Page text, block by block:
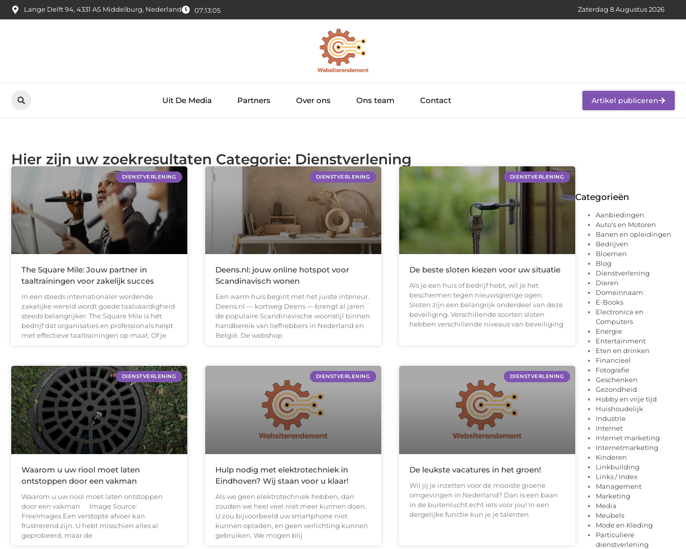
Lange Delft 94, 4331 AS Middelburg, Nederland 07:13:06 Zaterdag 8 Augustus 2026
Uit De Media Partners Over ons Ons team Contact Artikel publiceren
Hier zijn uw zoekresultaten Categorie: Dienstverlening
DIENSTVERLENING
The Square Mile: Jouw partner in
taaltrainingen voor zakelijk succes
In een steeds internationaler wordende
zakelijke wereld wordt goede taalvaardigheid
steeds belangrijker. The Square Mile is hét
bedrijf dat organisaties en professionals helpt
met effectieve taaltrainingen op maat. Of je
DIENSTVERLENING
Deens.nl: jouw online hotspot voor
Scandinavisch wonen
Een warm huis begint met het juiste interieur.
Deens.nl — kortweg Deens — brengt al jaren
de populaire Scandinavische woonstijl binnen
handbereik van liefhebbers in Nederland en
België. De webshop
DIENSTVERLENING
De beste sloten kiezen voor uw situatie
Als je een huis of bedrijf hebt, wil je het
beschermen tegen nieuwsgierige ogen.
Sloten zijn een belangrijk onderdeel van deze
beveiliging. Verschillende soorten sloten
hebben verschillende niveaus van beveiliging
DIENSTVERLENING
Waarom u uw riool moet laten
ontstoppen door een vakman
Waarom u uw riool moet laten ontstoppen
door een vakman ‍ Image Source:
FreeImages‍ Een verstopte afvoer kan
frustrerend zijn. U hebt misschien alles al
geprobeerd, maar de
DIENSTVERLENING
Hulp nodig met elektrotechniek in
Eindhoven? Wij staan voor u klaar!
Als we geen elektrotechniek hebben, dan
zouden we heel veel niet meer kunnen doen.
U zou bijvoorbeeld uw smartphone niet
kunnen opladen, en geen verlichting kunnen
gebruiken. We mogen blij
DIENSTVERLENING
De leukste vacatures in het groen!
Wil jij je inzetten voor de mooiste groene
omgevingen in Nederland? Dan is een baan
in de buitenlucht echt iets voor jou! In een
dergelijke functie kun je je talenten
Categorieën
Aanbiedingen
Auto's en Motoren
Banen en opleidingen
Bedrijven
Bloemen
Blog
Dienstverlening
Dieren
Domeinnaam
E-Books
Electronica en
Computers
Energie
Entertainment
Eten en drinken
Financieel
Fotografie
Geschenken
Gezondheid
Hobby en vrije tijd
Huishoudelijk
Industrie
Internet
Internet marketing
Internetmarketing
Kinderen
Linkbuilding
Links / Index
Management
Marketing
Media
Meubels
Mode en Kleding
Particuliere
dienstverlening